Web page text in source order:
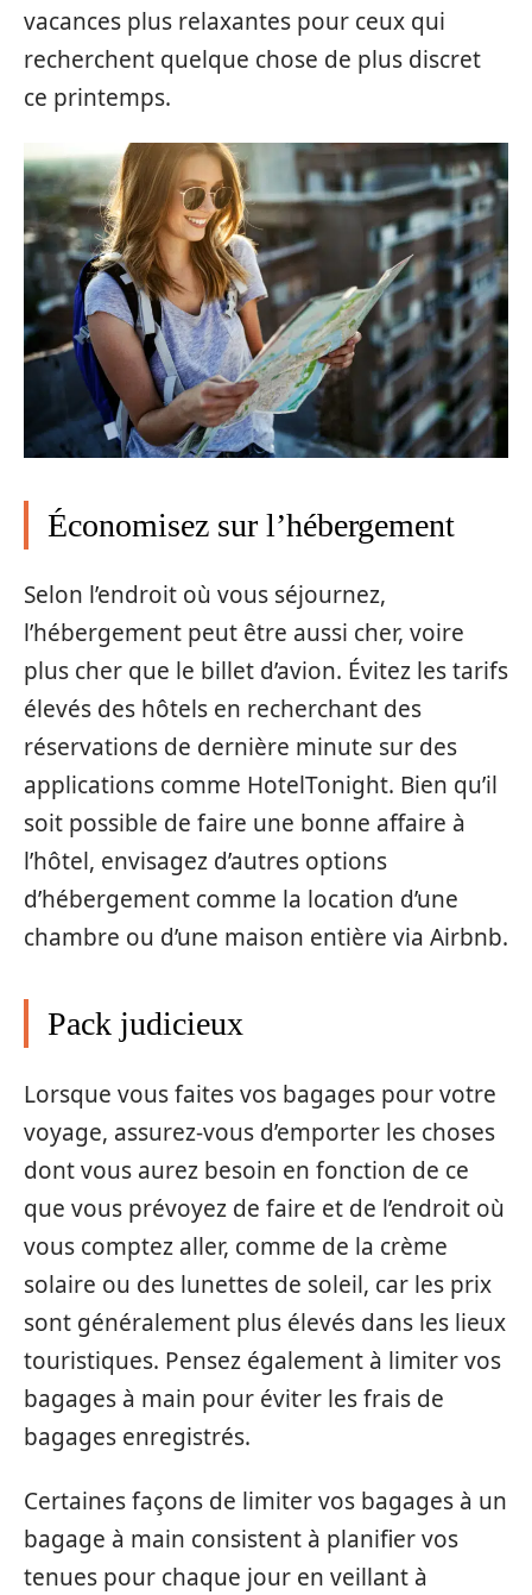
vacances plus relaxantes pour ceux qui
recherchent quelque chose de plus discret
ce printemps.
Économisez sur l’hébergement
Selon l’endroit où vous séjournez,
l’hébergement peut être aussi cher, voire
plus cher que le billet d’avion. Évitez les tarifs
élevés des hôtels en recherchant des
réservations de dernière minute sur des
applications comme HotelTonight. Bien qu’il
soit possible de faire une bonne affaire à
l’hôtel, envisagez d’autres options
d’hébergement comme la location d’une
chambre ou d’une maison entière via Airbnb.
Pack judicieux
Lorsque vous faites vos bagages pour votre
voyage, assurez-vous d’emporter les choses
dont vous aurez besoin en fonction de ce
que vous prévoyez de faire et de l’endroit où
vous comptez aller, comme de la crème
solaire ou des lunettes de soleil, car les prix
sont généralement plus élevés dans les lieux
touristiques. Pensez également à limiter vos
bagages à main pour éviter les frais de
bagages enregistrés.
Certaines façons de limiter vos bagages à un
bagage à main consistent à planifier vos
tenues pour chaque jour en veillant à